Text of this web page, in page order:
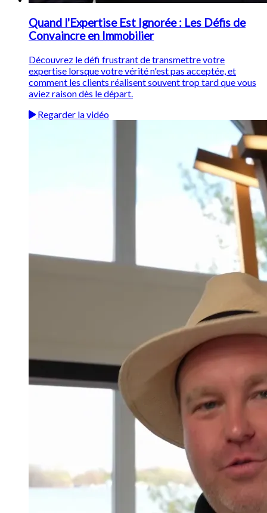
Quand l'Expertise Est Ignorée : Les Défis de
Convaincre en Immobilier
Découvrez le défi frustrant de transmettre votre
expertise lorsque votre vérité n'est pas acceptée, et
comment les clients réalisent souvent trop tard que vous
aviez raison dès le départ.
Regarder la vidéo